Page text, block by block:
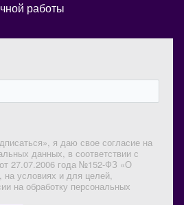
работы
я даю свое согласие на
данных, в соответствии с
27.07.2006 года №152-ФЗ «О
условиях и для целей,
на обработку персональных